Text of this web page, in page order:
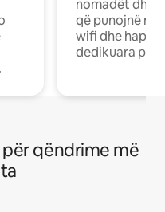
nomadët dhe
që punojnë në
wifi dhe
dedikuara
qëndrime më